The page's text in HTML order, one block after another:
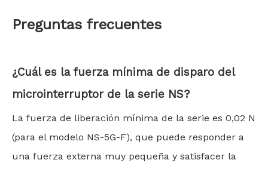
Preguntas frecuentes
¿Cuál es la fuerza mínima de disparo del
microinterruptor de la serie NS?
La fuerza de liberación mínima de la serie es 0,02 N
(para el modelo NS-5G-F), que puede responder a
una fuerza externa muy pequeña y satisfacer la